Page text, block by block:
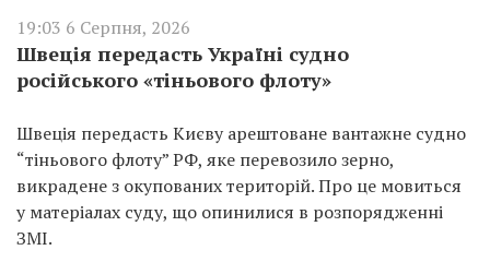
19:03 6 Серпня, 2026
Швеція передасть Україні судно
російського «тіньового флоту»
Швеція передасть Києву арештоване вантажне судно
“тіньового флоту” РФ, яке перевозило зерно,
викрадене з окупованих територій. Про це мовиться
у матеріалах суду, що опинилися в розпорядженні
ЗМІ.